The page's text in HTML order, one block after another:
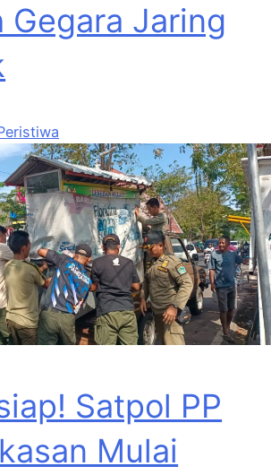
Gegara Jaring
Satpol PP
Mulai